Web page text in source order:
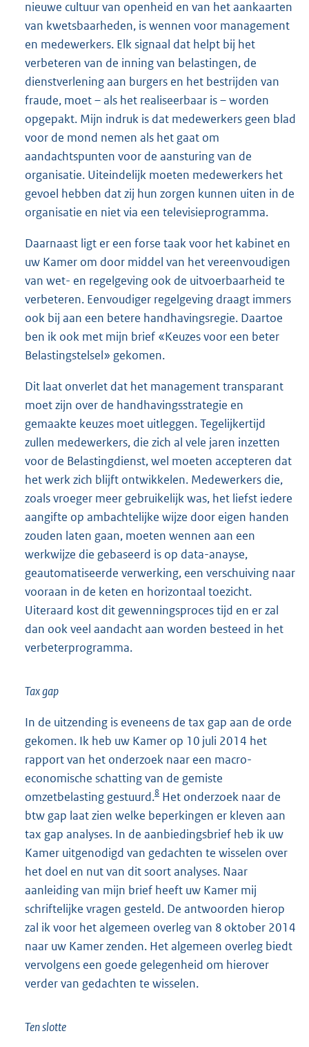
nieuwe cultuur van openheid en van het aankaarten
van kwetsbaarheden, is wennen voor management
en medewerkers. Elk signaal dat helpt bij het
verbeteren van de inning van belastingen, de
dienstverlening aan burgers en het bestrijden van
fraude, moet – als het realiseerbaar is – worden
opgepakt. Mijn indruk is dat medewerkers geen blad
voor de mond nemen als het gaat om
aandachtspunten voor de aansturing van de
organisatie. Uiteindelijk moeten medewerkers het
gevoel hebben dat zij hun zorgen kunnen uiten in de
organisatie en niet via een televisieprogramma.
Daarnaast ligt er een forse taak voor het kabinet en
uw Kamer om door middel van het vereenvoudigen
van wet- en regelgeving ook de uitvoerbaarheid te
verbeteren. Eenvoudiger regelgeving draagt immers
ook bij aan een betere handhavingsregie. Daartoe
ben ik ook met mijn brief «Keuzes voor een beter
Belastingstelsel» gekomen.
Dit laat onverlet dat het management transparant
moet zijn over de handhavingsstrategie en
gemaakte keuzes moet uitleggen. Tegelijkertijd
zullen medewerkers, die zich al vele jaren inzetten
voor de Belastingdienst, wel moeten accepteren dat
het werk zich blijft ontwikkelen. Medewerkers die,
zoals vroeger meer gebruikelijk was, het liefst iedere
aangifte op ambachtelijke wijze door eigen handen
zouden laten gaan, moeten wennen aan een
werkwijze die gebaseerd is op data-anayse,
geautomatiseerde verwerking, een verschuiving naar
vooraan in de keten en horizontaal toezicht.
Uiteraard kost dit gewenningsproces tijd en er zal
dan ook veel aandacht aan worden besteed in het
verbeterprogramma.
Tax gap
In de uitzending is eveneens de tax gap aan de orde
gekomen. Ik heb uw Kamer op 10 juli 2014 het
rapport van het onderzoek naar een macro-
economische schatting van de gemiste
omzetbelasting gestuurd.8 Het onderzoek naar de
btw gap laat zien welke beperkingen er kleven aan
tax gap analyses. In de aanbiedingsbrief heb ik uw
Kamer uitgenodigd van gedachten te wisselen over
het doel en nut van dit soort analyses. Naar
aanleiding van mijn brief heeft uw Kamer mij
schriftelijke vragen gesteld. De antwoorden hierop
zal ik voor het algemeen overleg van 8 oktober 2014
naar uw Kamer zenden. Het algemeen overleg biedt
vervolgens een goede gelegenheid om hierover
verder van gedachten te wisselen.
Ten slotte